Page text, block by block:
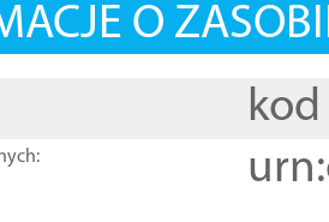
O
kod